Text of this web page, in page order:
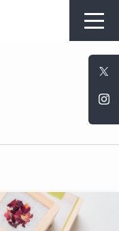
ひと